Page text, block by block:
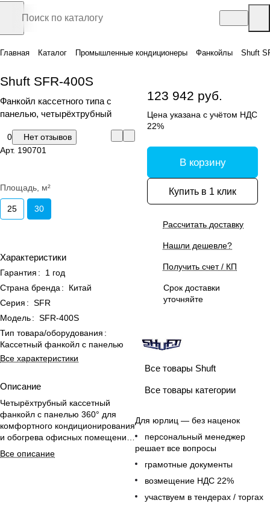
Главная Каталог Промышленные кондиционеры Фанкойлы Shuft
Shuft SFR-400S
Фанкойл кассетного типа с
панелью, четырёхтрубный
0
Нет отзывов
Арт. 190701
Площадь, м²
25 30
Характеристики
Гарантия :
1 год
Страна бренда :
Китай
Серия : SFR
Модель: SFR-400S
Тип товара/оборудования :
Кассетный фанкойл с панелью
Все характеристики
Описание
Четырёхтрубный кассетный
фанкойл с панелью 360° для
комфортного кондиционирования
и обогрева офисных помещений
до 30 м².
Все описание
123 942 руб.
Цена указана с учётом НДС
22%
В корзину
Купить в 1 клик
Рассчитать доставку
Нашли дешевле?
Получить счет / КП
Срок доставки
уточняйте
Все товары Shuft
Все товары категории
Для юрлиц — без наценок
персональный менеджер
решает все вопросы
грамотные документы
возмещение НДС 22%
участвуем в тендерах / торгах